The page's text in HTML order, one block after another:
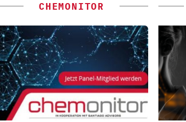
CHEMONITOR